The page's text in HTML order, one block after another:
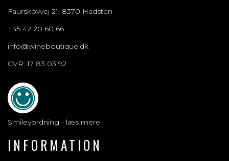
Faurskovvej 21, 8370 Hadsten
+45 42 20 60 66
info@wineboutique.dk
CVR: 17 83 03 92
Smileyordning - læs mere
INFORMATION